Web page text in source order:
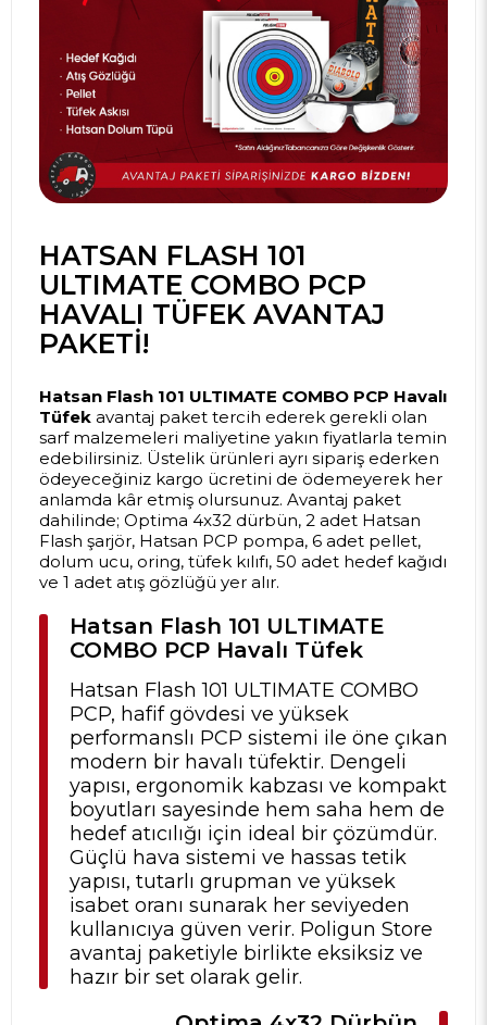
HATSAN FLASH 101
ULTIMATE COMBO PCP
HAVALI TÜFEK AVANTAJ
PAKETI!
Hatsan Flash 101 ULTIMATE COMBO PCP Havalı
Tüfek avantaj paket tercih ederek gerekli olan
sarf malzemeleri maliyetine yakın fiyatlarla temin
edebilirsiniz. Üstelik ürünleri ayrı sipariş ederken
ödeyeceğiniz kargo ücretini de ödemeyerek her
anlamda kâr etmiş olursunuz. Avantaj paket
dahilinde; Optima 4x32 dürbün, 2 adet Hatsan
Flash şarjör, Hatsan PCP pompa, 6 adet pellet,
dolum ucu, oring, tüfek kılıfı, 50 adet hedef kağıdı
ve 1 adet atış gözlüğü yer alır.
Hatsan Flash 101 ULTIMATE
COMBO PCP Havalı Tüfek
Hatsan Flash 101 ULTIMATE COMBO
PCP, hafif gövdesi ve yüksek
performanslı PCP sistemi ile öne çıkan
modern bir havalı tüfektir. Dengeli
yapısı, ergonomik kabzası ve kompakt
boyutları sayesinde hem saha hem de
hedef atıcılığı için ideal bir çözümdür.
Güçlü hava sistemi ve hassas tetik
yapısı, tutarlı grupman ve yüksek
isabet oranı sunarak her seviyeden
kullanıcıya güven verir. Poligun Store
avantaj paketiyle birlikte eksiksiz ve
hazır bir set olarak gelir.